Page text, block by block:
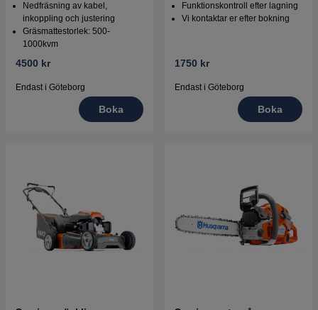
Nedfräsning av kabel,
inkoppling och justering
Gräsmattestorlek: 500-
1000kvm
4500 kr
Endast i Göteborg
Boka
Funktionskontroll efter lagning
Vi kontaktar er efter bokning
1750 kr
Endast i Göteborg
Boka